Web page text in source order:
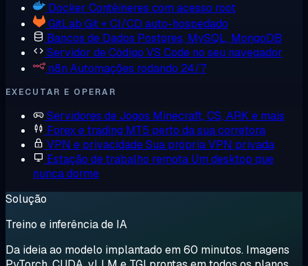
Docker Contêineres com acesso root
GitLab Git + CI/CD auto-hospedado
Bancos de Dados Postgres, MySQL, MongoDB
Servidor de Código VS Code no seu navegador
n8n Automações rodando 24/7
EXECUTAR E OPERAR
Servidores de Jogos Minecraft, CS, ARK e mais
Forex e trading MT5 perto da sua corretora
VPN e privacidadeSua própria VPN privada
Estação de trabalho remota Um desktop que
nunca dorme
Solução
Treino e inferência de IA
Da ideia ao modelo implantado em 60 minutos. Imagens